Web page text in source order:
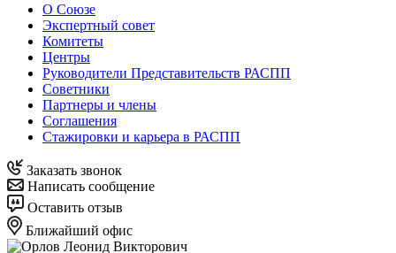
О Союзе
Экспертный совет
Комитеты
Центры
Руководители Представительств РАСПП
Советники
Партнеры и члены
Соглашения
Стажировки и карьера в РАСПП
Заказать звонок
Написать сообщение
Оставить отзыв
Ближайший офис